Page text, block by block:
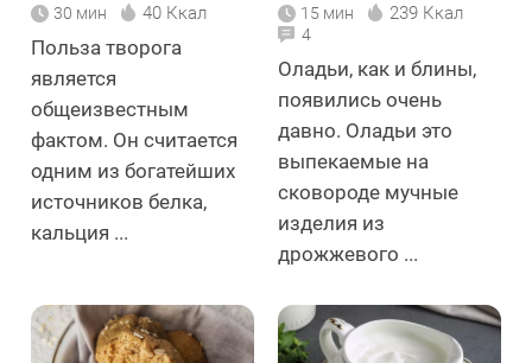
30 мин 40 Ккал
Польза творога
является
общеизвестным
фактом. Он считается
одним из богатейших
источников белка,
кальция ...
15 мин 239 Ккал
4
Оладьи, как и блины,
появились очень
давно. Оладьи это
выпекаемые на
сковороде мучные
изделия из
дрожжевого ...